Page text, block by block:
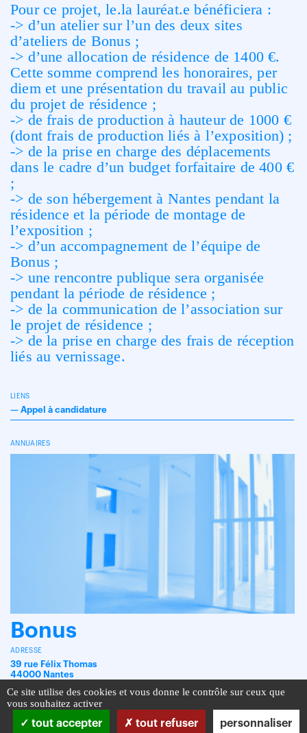
Pour ce projet, le.la lauréat.e bénéficiera :
-> d’un atelier sur l’un des deux sites
d’ateliers de Bonus ;
-> d’une allocation de résidence de 1400 €.
Cette somme comprend les honoraires, per
diem et une présentation du travail au public
du projet de résidence ;
-> de frais de production à hauteur de 1000 €
(dont frais de production liés à l’exposition) ;
-> de la prise en charge des déplacements
dans le cadre d’un budget forfaitaire de 400 €
;
-> de son hébergement à Nantes pendant la
résidence et la période de montage de
l’exposition ;
-> d’un accompagnement de l’équipe de
Bonus ;
-> une rencontre publique sera organisée
pendant la période de résidence ;
-> de la communication de l’association sur
le projet de résidence ;
-> de la prise en charge des frais de réception
liés au vernissage.
LIENS
— Appel à candidature
ANNUAIRES
Bonus
ADRESSE
39 rue Félix Thomas
44000 Nantes
Ce site utilise des cookies et vous donne le contrôle sur ceux que
vous souhaitez activer
tout accepter
tout refuser personnaliser